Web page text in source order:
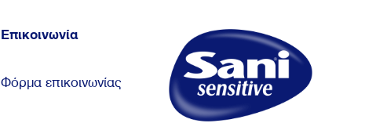
Επικοινωνία
Φόρμα επικοινωνίας